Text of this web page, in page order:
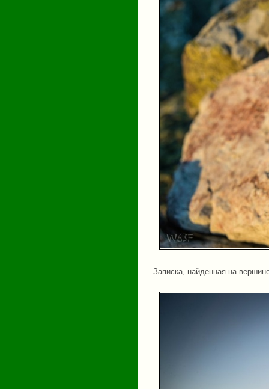
Записка, найденная на